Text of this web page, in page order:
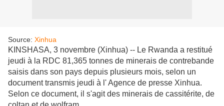
Source: Xinhua
KINSHASA, 3 novembre (Xinhua) -- Le Rwanda a restitué
jeudi à la RDC 81,365 tonnes de minerais de contrebande
saisis dans son pays depuis plusieurs mois, selon un
document transmis jeudi à l' Agence de presse Xinhua.
Selon ce document, il s'agit des minerais de cassitérite, de